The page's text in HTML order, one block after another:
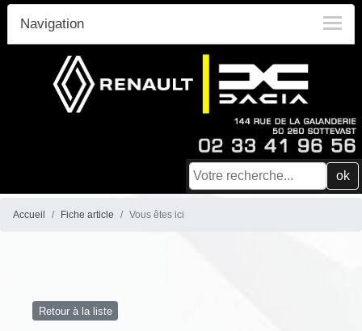
Navigation
ok
Accueil Fiche article Vous êtes ici
Retour à la liste